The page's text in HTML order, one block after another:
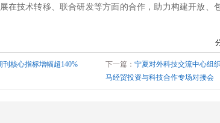
在技术转移、联合研发等方面的合作，助力构建开放、
刊核心指标增幅超140% 下一篇： 宁夏对外科技交流中心组
马经贸投资与科技合作专场对接会